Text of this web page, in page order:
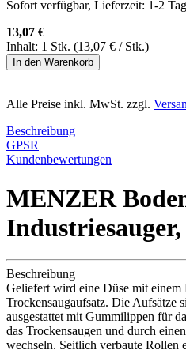
Sofort verfügbar, Lieferzeit: 1-2
13,07 €
Inhalt: 1 Stk. (13,07 € / Stk.)
In den Warenkorb
Alle Preise inkl. MwSt. zzgl.
Beschreibung
GPSR
Kundenbewertungen
MENZER
Beschreibung
Geliefert wird eine Düse mit einem
Trockensaugaufsatz. Die Aufsätze
ausgestattet mit Gummilippen für
das Trockensaugen und durch
wechseln. Seitlich verbaute Rollen